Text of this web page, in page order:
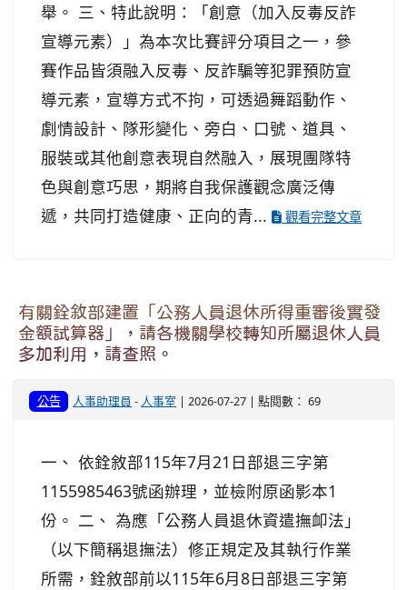
舉。 三、特此說明：「創意（加入反毒反詐
宣導元素）」為本次比賽評分項目之一，參
賽作品皆須融入反毒、反詐騙等犯罪預防宣
導元素，宣導方式不拘，可透過舞蹈動作、
劇情設計、隊形變化、旁白、口號、道具、
服裝或其他創意表現自然融入，展現團隊特
色與創意巧思，期將自我保護觀念廣泛傳
遞，共同打造健康、正向的青...
觀看完整文章
有關銓敘部建置「公務人員退休所得重審後實發
金額試算器」，請各機關學校轉知所屬退休人員
多加利用，請查照。
公告 人事助理員 - 人事室 | 2026-07-27 | 點閱數： 69
一、 依銓敘部115年7月21日部退三字第
1155985463號函辦理，並檢附原函影本1
份。 二、 為應「公務人員退休資遣撫卹法」
（以下簡稱退撫法）修正規定及其執行作業
所需，銓敘部前以115年6月8日部退三字第